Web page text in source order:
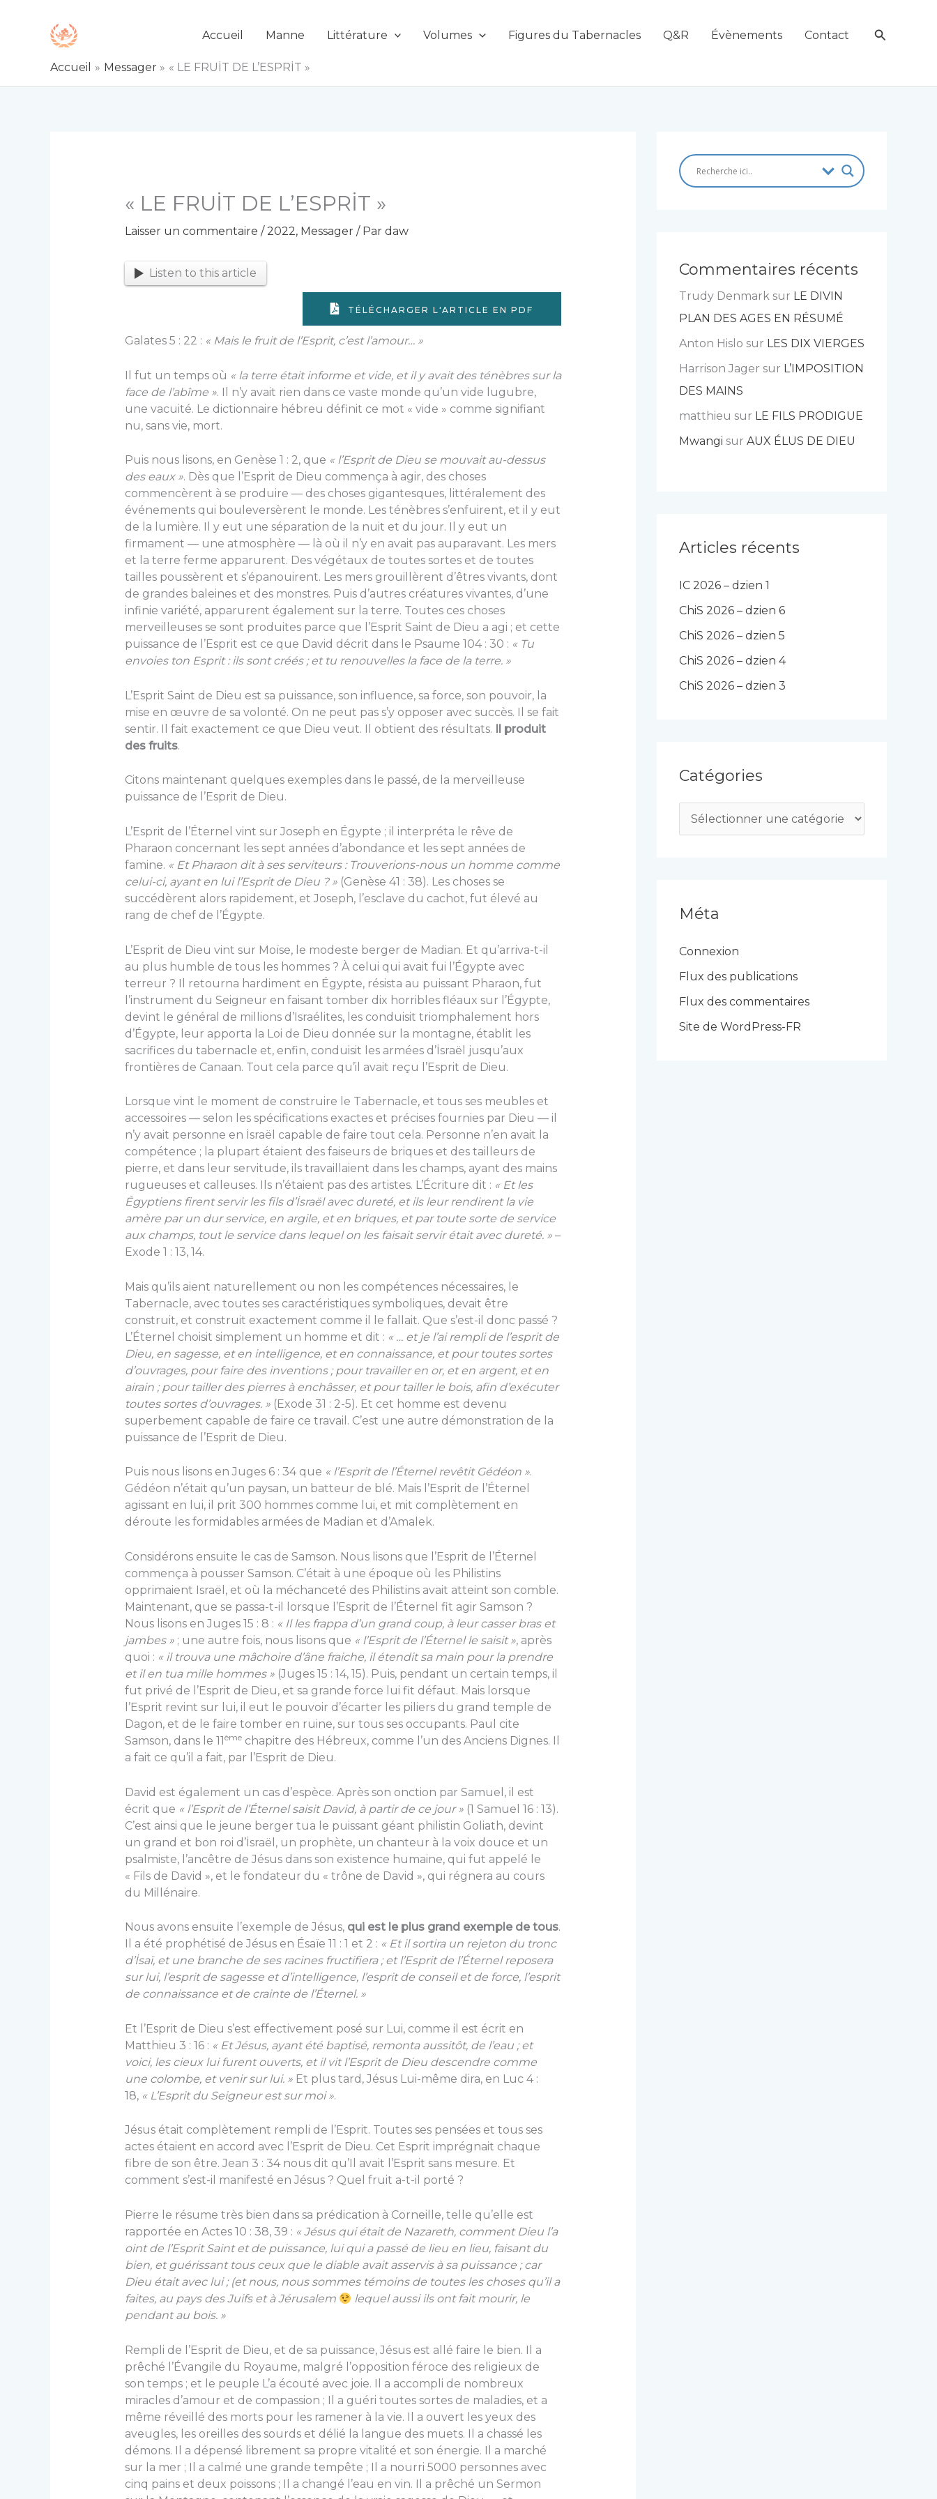
Accueil Manne Littérature Volumes Figures du Tabernacles Q&R Évènements Contact
Accueil Messager « LE FRUİT DE L’ESPRİT »
« LE FRUİT DE L’ESPRİT »
Laisser un commentaire / 2022, Messager/ Par daw
Listen to this article
TÉLÉCHARGER L'ARTICLE EN PDF
Galates 5 : 22 : « Mais le fruit de l’Esprit, c’est l’amour… »
Il fut un temps où « la terre était informe et vide, et il y avait des ténèbres sur la
face de l’abîme ». Il n’y avait rien dans ce vaste monde qu’un vide lugubre,
une vacuité. Le dictionnaire hébreu définit ce mot « vide » comme signifiant
nu, sans vie, mort.
Puis nous lisons, en Genèse 1 : 2, que « l’Esprit de Dieu se mouvait au-dessus
des eaux ». Dès que l’Esprit de Dieu commença à agir, des choses
commencèrent à se produire — des choses gigantesques, littéralement des
événements qui bouleversèrent le monde. Les ténèbres s’enfuirent, et il y eut
de la lumière. Il y eut une séparation de la nuit et du jour. Il y eut un
firmament — une atmosphère — là où il n’y en avait pas auparavant. Les mers
et la terre ferme apparurent. Des végétaux de toutes sortes et de toutes
tailles poussèrent et s’épanouirent. Les mers grouillèrent d’êtres vivants, dont
de grandes baleines et des monstres. Puis d’autres créatures vivantes, d’une
infinie variété, apparurent également sur la terre. Toutes ces choses
merveilleuses se sont produites parce que l’Esprit Saint de Dieu a agi ; et cette
puissance de l’Esprit est ce que David décrit dans le Psaume 104 : 30 : « Tu
envoies ton Esprit : ils sont créés ; et tu renouvelles la face de la terre. »
L’Esprit Saint de Dieu est sa puissance, son influence, sa force, son pouvoir, la
mise en œuvre de sa volonté. On ne peut pas s’y opposer avec succès. Il se fait
sentir. Il fait exactement ce que Dieu veut. Il obtient des résultats. Il produit
des fruits.
Citons maintenant quelques exemples dans le passé, de la merveilleuse
puissance de l’Esprit de Dieu.
L’Esprit de l’Éternel vint sur Joseph en Égypte ; il interpréta le rêve de
Pharaon concernant les sept années d’abondance et les sept années de
famine. « Et Pharaon dit à ses serviteurs : Trouverions-nous un homme comme
celui-ci, ayant en lui l’Esprit de Dieu ? »(Genèse 41 : 38). Les choses se
succédèrent alors rapidement, et Joseph, l’esclave du cachot, fut élevé au
rang de chef de l’Égypte.
L’Esprit de Dieu vint sur Moïse, le modeste berger de Madian. Et qu’arriva-t-il
au plus humble de tous les hommes ? À celui qui avait fui l’Égypte avec
terreur ? Il retourna hardiment en Égypte, résista au puissant Pharaon, fut
l’instrument du Seigneur en faisant tomber dix horribles fléaux sur l’Égypte,
devint le général de millions d’Israélites, les conduisit triomphalement hors
d’Égypte, leur apporta la Loi de Dieu donnée sur la montagne, établit les
sacrifices du tabernacle et, enfin, conduisit les armées d’İsraël jusqu’aux
frontières de Canaan. Tout cela parce qu’il avait reçu l’Esprit de Dieu.
Lorsque vint le moment de construire le Tabernacle, et tous ses meubles et
accessoires — selon les spécifications exactes et précises fournies par Dieu — il
n’y avait personne en İsraël capable de faire tout cela. Personne n’en avait la
compétence ; la plupart étaient des faiseurs de briques et des tailleurs de
pierre, et dans leur servitude, ils travaillaient dans les champs, ayant des mains
rugueuses et calleuses. Ils n’étaient pas des artistes. L’Écriture dit : « Et les
Égyptiens firent servir les fils d’İsraël avec dureté, et ils leur rendirent la vie
amère par un dur service, en argile, et en briques, et par toute sorte de service
aux champs, tout le service dans lequel on les faisait servir était avec dureté. »–
Exode 1 : 13, 14.
Mais qu’ils aient naturellement ou non les compétences nécessaires, le
Tabernacle, avec toutes ses caractéristiques symboliques, devait être
construit, et construit exactement comme il le fallait. Que s’est-il donc passé ?
L’Éternel choisit simplement un homme et dit : « … et je l’ai rempli de l’esprit de
Dieu, en sagesse, et en intelligence, et en connaissance, et pour toutes sortes
d’ouvrages, pour faire des inventions ; pour travailler en or, et en argent, et en
airain ; pour tailler des pierres à enchâsser, et pour tailler le bois, afin d’exécuter
toutes sortes d’ouvrages. »(Exode 31 : 2-5). Et cet homme est devenu
superbement capable de faire ce travail. C’est une autre démonstration de la
puissance de l’Esprit de Dieu.
Puis nous lisons en Juges 6 : 34 que « l’Esprit de l’Éternel revêtit Gédéon ».
Gédéon n’était qu’un paysan, un batteur de blé. Mais l’Esprit de l’Éternel
agissant en lui, il prit 300 hommes comme lui, et mit complètement en
déroute les formidables armées de Madian et d’Amalek.
Considérons ensuite le cas de Samson. Nous lisons que l’Esprit de l’Éternel
commença à pousser Samson. C’était à une époque où les Philistins
opprimaient Israël, et où la méchanceté des Philistins avait atteint son comble.
Maintenant, que se passa-t-il lorsque l’Esprit de l’Éternel fit agir Samson ?
Nous lisons en Juges 15 : 8 : « Il les frappa d’un grand coup, à leur casser bras et
jambes »; une autre fois, nous lisons que « l’Esprit de l’Éternel le saisit », après
quoi : « il trouva une mâchoire d’âne fraiche, il étendit sa main pour la prendre
et il en tua mille hommes »(Juges 15 : 14, 15). Puis, pendant un certain temps, il
fut privé de l’Esprit de Dieu, et sa grande force lui fit défaut. Mais lorsque
l’Esprit revint sur lui, il eut le pouvoir d’écarter les piliers du grand temple de
Dagon, et de le faire tomber en ruine, sur tous ses occupants. Paul cite
Samson, dans le 11èmechapitre des Hébreux, comme l’un des Anciens Dignes. Il
a fait ce qu’il a fait, par l’Esprit de Dieu.
David est également un cas d’espèce. Après son onction par Samuel, il est
écrit que « l’Esprit de l’Éternel saisit David, à partir de ce jour »(1 Samuel 16 : 13).
C’est ainsi que le jeune berger tua le puissant géant philistin Goliath, devint
un grand et bon roi d’İsraël, un prophète, un chanteur à la voix douce et un
psalmiste, l’ancêtre de Jésus dans son existence humaine, qui fut appelé le
« Fils de David », et le fondateur du « trône de David », qui régnera au cours
du Millénaire.
Nous avons ensuite l’exemple de Jésus, qui est le plus grand exemple de tous.
Il a été prophétisé de Jésus en Ésaïe 11 : 1 et 2 : « Et il sortira un rejeton du tronc
d’İsaï, et une branche de ses racines fructifiera ; et l’Esprit de l’Éternel reposera
sur lui, l’esprit de sagesse et d’intelligence, l’esprit de conseil et de force, l’esprit
de connaissance et de crainte de l’Éternel. »
Et l’Esprit de Dieu s’est effectivement posé sur Lui, comme il est écrit en
Matthieu 3 : 16 : « Et Jésus, ayant été baptisé, remonta aussitôt, de l’eau ; et
voici, les cieux lui furent ouverts, et il vit l’Esprit de Dieu descendre comme
une colombe, et venir sur lui. »Et plus tard, Jésus Lui-même dira, en Luc 4 :
18, « L’Esprit du Seigneur est sur moi ».
Jésus était complètement rempli de l’Esprit. Toutes ses pensées et tous ses
actes étaient en accord avec l’Esprit de Dieu. Cet Esprit imprégnait chaque
fibre de son être. Jean 3 : 34 nous dit qu’Il avait l’Esprit sans mesure. Et
comment s’est-il manifesté en Jésus ? Quel fruit a-t-il porté ?
Pierre le résume très bien dans sa prédication à Corneille, telle qu’elle est
rapportée en Actes 10 : 38, 39 : « Jésus qui était de Nazareth, comment Dieu l’a
oint de l’Esprit Saint et de puissance, lui qui a passé de lieu en lieu, faisant du
bien, et guérissant tous ceux que le diable avait asservis à sa puissance ; car
Dieu était avec lui ; (et nous, nous sommes témoins de toutes les choses qu’il a
faites, au pays des Juifs et à Jérusalem
lequel aussi ils ont fait mourir, le
pendant au bois. »
Rempli de l’Esprit de Dieu, et de sa puissance, Jésus est allé faire le bien. Il a
prêché l’Évangile du Royaume, malgré l’opposition féroce des religieux de
son temps ; et le peuple L’a écouté avec joie. Il a accompli de nombreux
miracles d’amour et de compassion ; Il a guéri toutes sortes de maladies, et a
même réveillé des morts pour les ramener à la vie. Il a ouvert les yeux des
aveugles, les oreilles des sourds et délié la langue des muets. Il a chassé les
démons. Il a dépensé librement sa propre vitalité et son énergie. Il a marché
sur la mer ; Il a calmé une grande tempête ; Il a nourri 5000 personnes avec
cinq pains et deux poissons ; Il a changé l’eau en vin. Il a prêché un Sermon
Commentaires récents
Trudy Denmark sur LE DIVIN
PLAN DES AGES EN RÉSUMÉ
Anton Hislo sur LES DIX VIERGES
Harrison Jager sur L’IMPOSITION
DES MAINS
matthieu sur LE FILS PRODIGUE
Mwangi sur AUX ÉLUS DE DIEU
Articles récents
IC 2026 – dzien 1
ChiS 2026 – dzien 6
ChiS 2026 – dzien 5
ChiS 2026 – dzien 4
ChiS 2026 – dzien 3
Catégories
a
r
i
Méta
Connexion
Flux des publications
Flux des commentaires
Site de WordPress-FR